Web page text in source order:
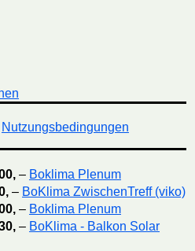
Nutzungsbedingungen
, – Boklima Plenum
, – BoKlima ZwischenTreff (viko)
, – Boklima Plenum
, – BoKlima - Balkon Solar